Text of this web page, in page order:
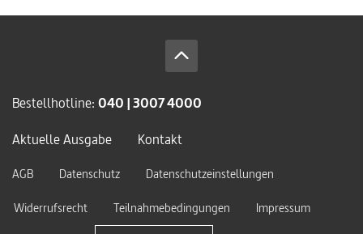
Bestellhotline: 040 | 3007 4000
Aktuelle Ausgabe
Kontakt
AGB Datenschutz
Datenschutzeinstellungen
Widerrufsrecht
Teilnahmebedingungen Impressum